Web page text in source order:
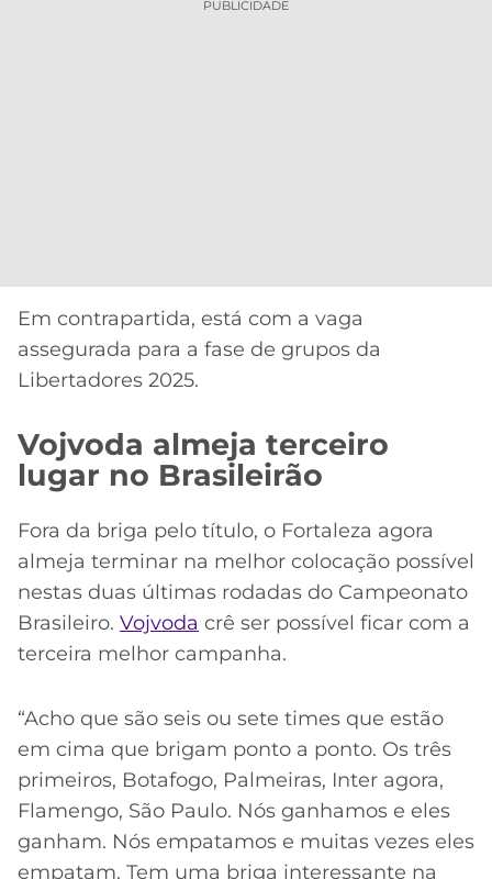
PUBLICIDADE
Em contrapartida, está com a vaga
assegurada para a fase de grupos da
Libertadores 2025.
Vojvoda almeja terceiro
lugar no Brasileirão
Fora da briga pelo título, o Fortaleza agora
almeja terminar na melhor colocação possível
nestas duas últimas rodadas do Campeonato
Brasileiro. Vojvoda crê ser possível ficar com a
terceira melhor campanha.
“Acho que são seis ou sete times que estão
em cima que brigam ponto a ponto. Os três
primeiros, Botafogo, Palmeiras, Inter agora,
Flamengo, São Paulo. Nós ganhamos e eles
ganham. Nós empatamos e muitas vezes eles
empatam. Tem uma briga interessante na